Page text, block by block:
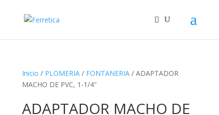
Inicio / PLOMERIA/ FONTANERIA/ ADAPTADOR
MACHO DE PVC, 1-1/4″
ADAPTADOR MACHO DE